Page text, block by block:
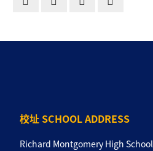
校址 SCHOOL ADDRESS
Richard Montgomery High School